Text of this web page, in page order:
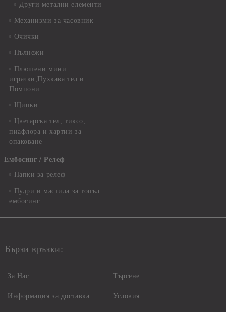
Други метални елементи
Механизми за часовник
Очички
Пълнежи
Плюшени мини
играчки,Пухкава тел и
Помпони
Щипки
Цветарска тел, тиксо,
пиафлора и хартии за
опаковане
Ембосинг / Релеф
Папки за релеф
Пудри и мастила за топъл
ембосинг
Бързи връзки:
За Нас
Информация за доставка
Търсене
Условия